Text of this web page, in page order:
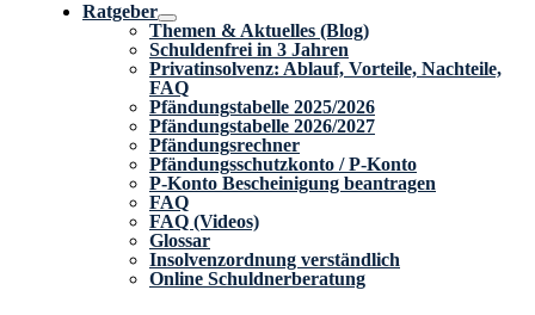
Ratgeber
Themen & Aktuelles (Blog)
Schuldenfrei in 3 Jahren
Privatinsolvenz: Ablauf, Vorteile, Nachteile,
FAQ
Pfändungstabelle 2025/2026
Pfändungstabelle 2026/2027
Pfändungsrechner
Pfändungsschutzkonto / P-Konto
P-Konto Bescheinigung beantragen
FAQ
FAQ (Videos)
Glossar
Insolvenzordnung verständlich
Online Schuldnerberatung